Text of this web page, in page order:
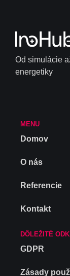
Od simulácie
energetiky
MENU
Domov
O nás
Referencie
Kontakt
DÔLEŽITÉ
GDPR
Zásady